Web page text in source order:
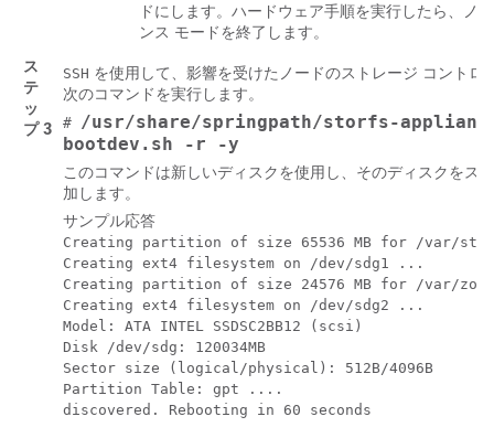
ドにします。ハードウェア手順を実行したら、ノ
ンス モードを終了します。
ス
テ
ッ
プ 3
SSH を使用して、影響を受けたノードのストレージ コントロ
次のコマンドを実行します。
# /usr/share/springpath/storfs-
bootdev.sh -r -y
このコマンドは新しいディスクを使用し、そのディスクをス
加します。
サンプル応答
Creating partition of size 65536 MB for /var/
Creating ext4 filesystem on /dev/sdg1 ...
Creating partition of size 24576 MB for /var/
Creating ext4 filesystem on /dev/sdg2 ...
Model: ATA INTEL SSDSC2BB12 (scsi)
Disk /dev/sdg: 120034MB
Sector size (logical/physical): 512B/4096B
Partition Table: gpt ....
discovered. Rebooting in 60 seconds